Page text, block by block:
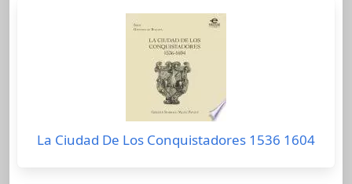
La Ciudad De Los Conquistadores 1536 1604